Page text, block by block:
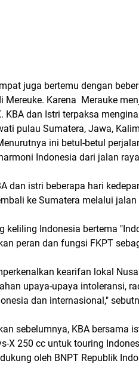
juga bertemu dengan
Mereuke. Karena Merauke
KBA dan Istri terpaksa
pulau Sumatera, Jawa,
ini betul-betul
Indonesia dari jalan
dan istri beberapa hari
ke Sumatera melalui jalan
keliling Indonesia bertema
peran dan fungsi FKPT
kearifan lokal
upaya-upaya intoleransi,
dan internasional,"
sebelumnya, KBA bersama
X 250 cc untuk touring
oleh BNPT Republik